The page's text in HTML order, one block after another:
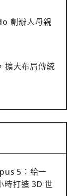
創辦人母親
大布局傳統
5：給一
時打造 3D 世